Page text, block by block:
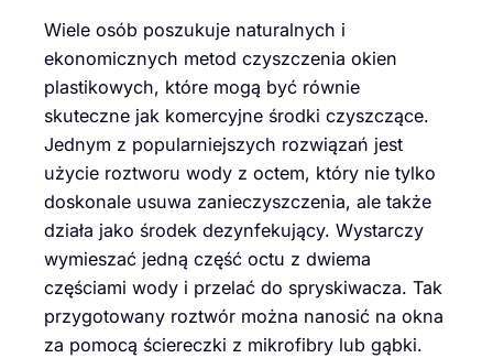
Wiele osób poszukuje naturalnych i
ekonomicznych metod czyszczenia okien
plastikowych, które mogą być równie
skuteczne jak komercyjne środki czyszczące.
Jednym z popularniejszych rozwiązań jest
użycie roztworu wody z octem, który nie tylko
doskonale usuwa zanieczyszczenia, ale także
działa jako środek dezynfekujący. Wystarczy
wymieszać jedną część octu z dwiema
częściami wody i przelać do spryskiwacza. Tak
przygotowany roztwór można nanosić na okna
za pomocą ściereczki z mikrofibry lub gąbki.